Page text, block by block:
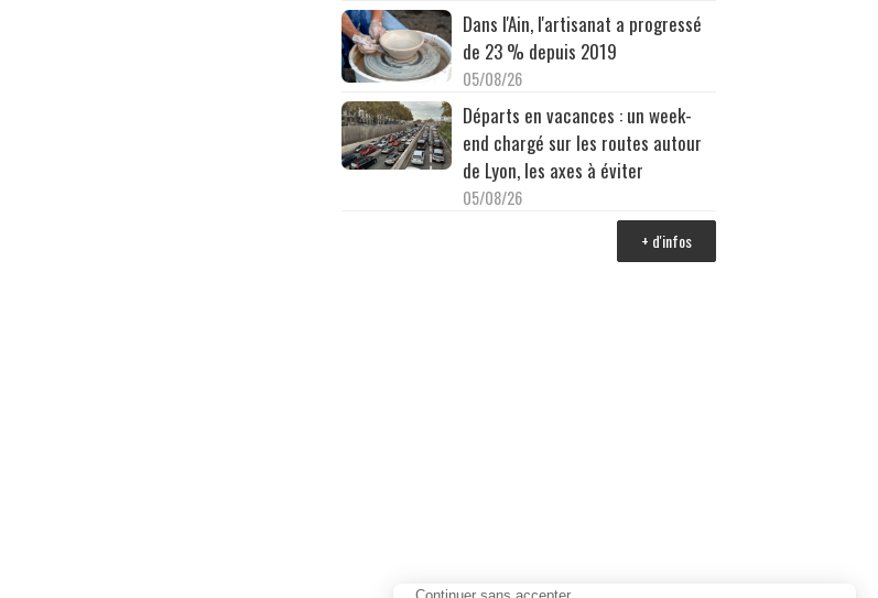
Dans l'Ain, l'artisanat a progressé
de 23 % depuis 2019
05/08/26
Départs en vacances : un week-
end chargé sur les routes autour
de Lyon, les axes à éviter
05/08/26
+ d'infos